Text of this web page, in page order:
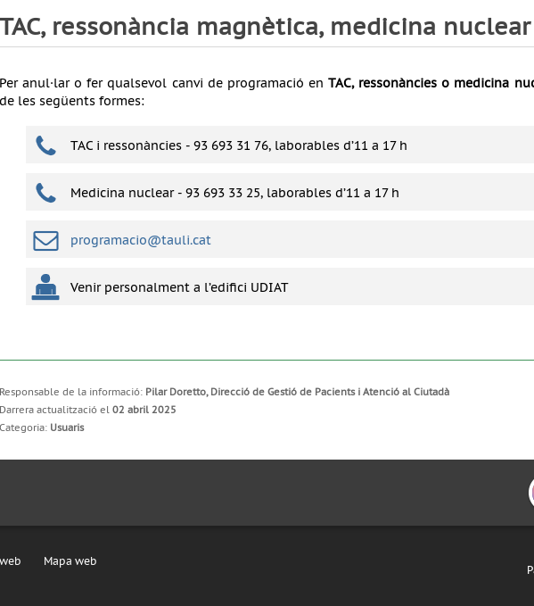
TAC, ressonància magnètica, medicina nuclear
Per anul·lar o fer qualsevol canvi de programació enTAC, ressonàncies o medicina
de les següents formes:
TAC i ressonàncies - 93 693 31 76, laborables d’11 a 17 h
Medicina nuclear - 93 693 33 25, laborables d’11 a 17 h
programacio@tauli.cat
Venir personalment a l’edifici UDIAT
Responsable de la informació: Pilar Doretto, Direcció de Gestió de Pacients i Atenció al Ciutadà
Darrera actualització el 02 abril 2025
Categoria: Usuaris
Mapa web